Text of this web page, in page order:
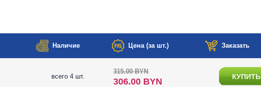
Наличие Цена (за шт.) Заказать
всего 4 шт.
315.00 BYN
306.00 BYN КУПИТЬ